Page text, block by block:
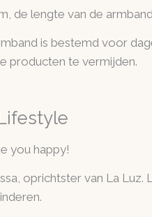
de lengte van de
is bestemd voor
producten te vermijden.
you happy!
oprichtster van La